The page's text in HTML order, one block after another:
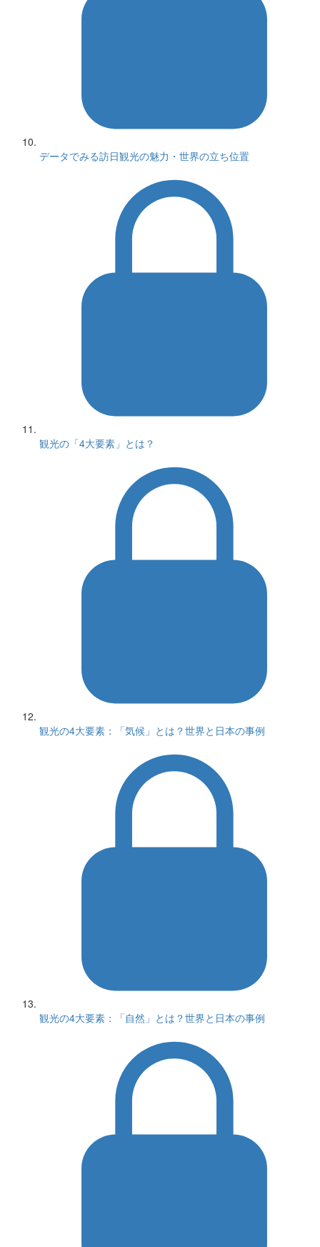
データでみる訪日観光の魅力・世界の立ち位置
観光の「4大要素」とは？
観光の4大要素：「気候」とは？世界と日本の事例
観光の4大要素：「自然」とは？世界と日本の事例